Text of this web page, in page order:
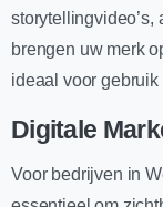
storytellingvideo’s,
brengen uw merk
ideaal voor
Digitale
Voor bedrijven in